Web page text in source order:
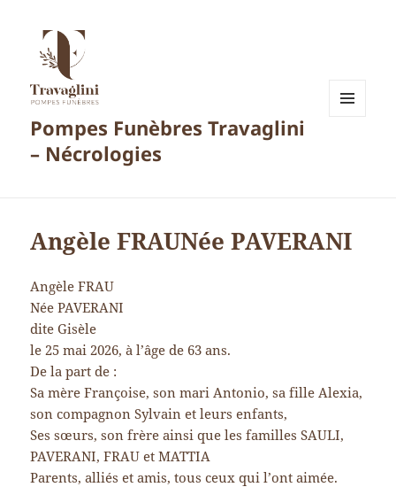
Pompes Funèbres Travaglini
– Nécrologies
Angèle FRAUNée PAVERANI
Angèle FRAU
Née PAVERANI
dite Gisèle
le 25 mai 2026, à l’âge de 63 ans.
De la part de :
Sa mère Françoise, son mari Antonio, sa fille Alexia,
son compagnon Sylvain et leurs enfants,
Ses sœurs, son frère ainsi que les familles SAULI,
PAVERANI, FRAU et MATTIA
Parents, alliés et amis, tous ceux qui l’ont aimée.